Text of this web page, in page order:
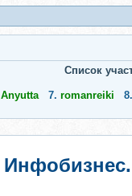
Список
Anyutta 7. romanreiki 8.